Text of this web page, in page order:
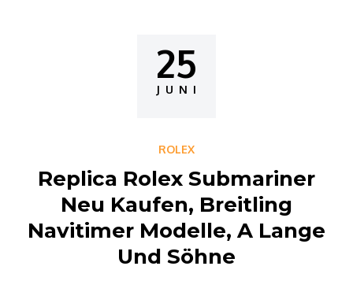
Posted
on
25
JUNI
ROLEX
Replica Rolex Submariner
Neu Kaufen, Breitling
Navitimer Modelle, A Lange
Und Söhne